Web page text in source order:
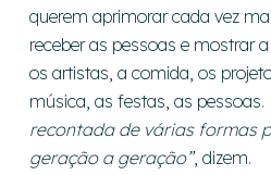
querem aprimorar cada vez
receber as pessoas e mostrar
os artistas, a comida, os
música, as festas, as pessoas.
recontada de várias formas
geração a geração”, dizem.